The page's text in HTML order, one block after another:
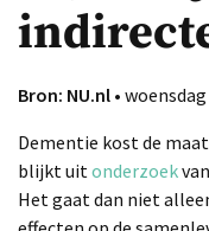
Bron: NU.nl •
Dementie kost de
blijkt uitonderzoek
Het gaat dan niet